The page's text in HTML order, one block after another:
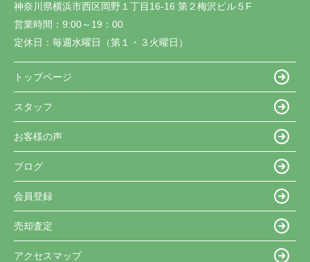
神奈川県横浜市西区岡野１丁目16-16 第２梅沢ビル５F
営業時間： 9:00～19：00
定休日： 毎週水曜日（第１・３火曜日）
トップページ
スタッフ
お客様の声
ブログ
会員登録
売却査定
アクセスマップ